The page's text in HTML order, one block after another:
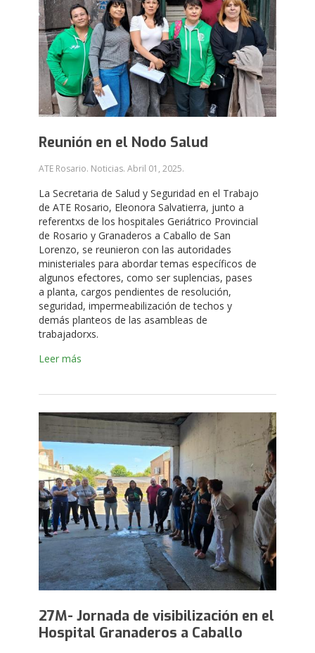
Reunión en el Nodo Salud
ATE Rosario. Noticias. Abril 01, 2025.
La Secretaria de Salud y Seguridad en el Trabajo
de ATE Rosario, Eleonora Salvatierra, junto a
referentxs de los hospitales Geriátrico Provincial
de Rosario y Granaderos a Caballo de San
Lorenzo, se reunieron con las autoridades
ministeriales para abordar temas específicos de
algunos efectores, como ser suplencias, pases
a planta, cargos pendientes de resolución,
seguridad, impermeabilización de techos y
demás planteos de las asambleas de
trabajadorxs.
Leer más
27M- Jornada de visibilización en el
Hospital Granaderos a Caballo